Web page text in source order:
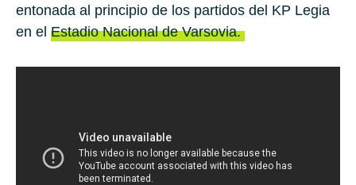
entonada al principio de los partidos del KP Legia
en el Estadio Nacional de Varsovia.